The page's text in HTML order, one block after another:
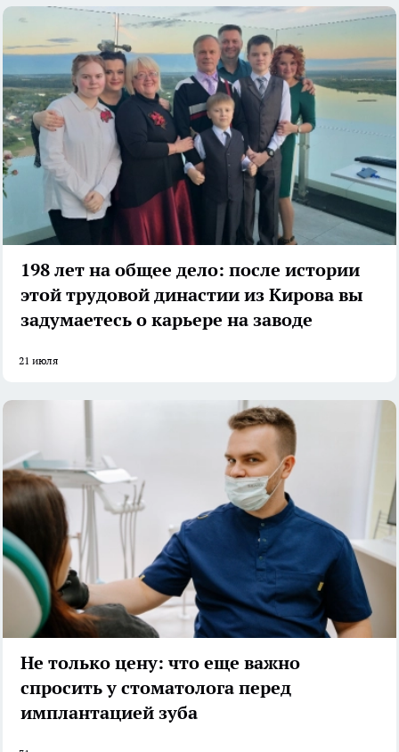
198 лет на общее дело: после истории
этой трудовой династии из Кирова вы
задумаетесь о карьере на заводе
21 июля
Не только цену: что еще важно
спросить у стоматолога перед
имплантацией зуба